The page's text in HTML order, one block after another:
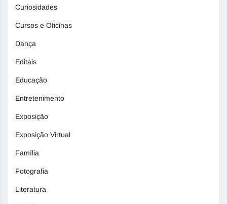
Curiosidades
Cursos e Oficinas
Dança
Editais
Educação
Entretenimento
Exposição
Exposição Virtual
Família
Fotografia
Literatura